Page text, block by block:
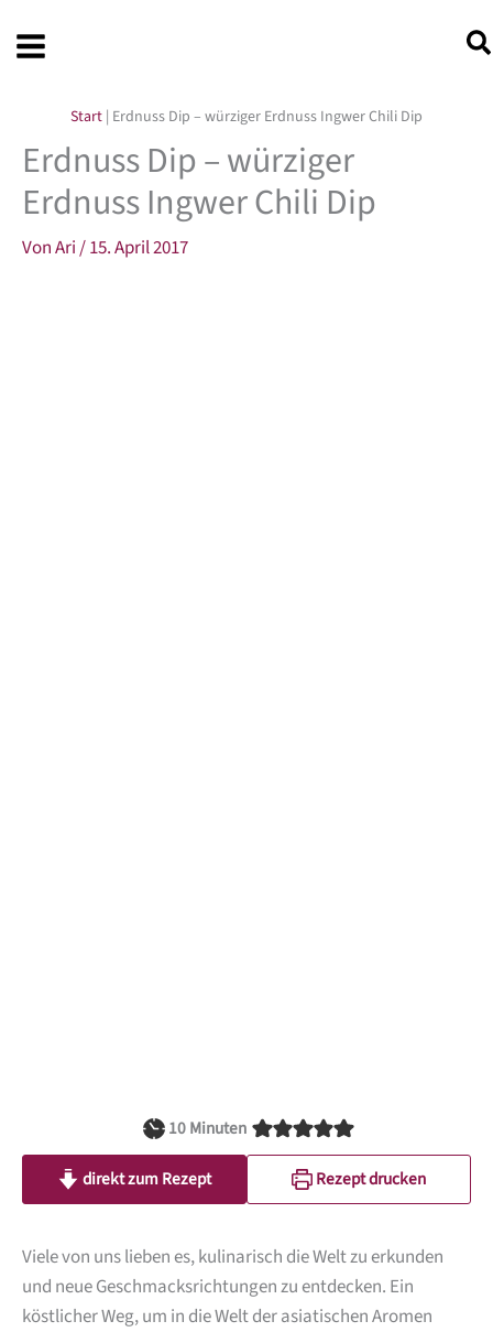
Inhalt
Start | Erdnuss Dip – würziger Erdnuss Ingwer Chili Dip
Erdnuss Dip – würziger
Erdnuss Ingwer Chili Dip
VonAri/15. April 2017
10Minuten
Minuten
direkt zum Rezept Rezept drucken
Viele von uns lieben es, kulinarisch die Welt zu erkunden
und neue Geschmacksrichtungen zu entdecken. Ein
köstlicher Weg, um in die Welt der asiatischen Aromen